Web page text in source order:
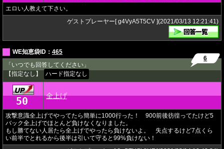
エロい人教えて下さい。
ゲストプレーヤー[ g4VyA5T5CV ](2021/03/13 12:21:41)
WE知恵袋ID： 465
「いつでも回答してください」
【指定なし】
ハード指定なし
6
★ 50 全上げ
攻撃意識全上げでやってたら簡単に1000行った！ 900前後彷徨ってたけど5
バック全上げでほとんど負けなくなりました。
もし勝てない人居たら全上げでやったら負けないよ。 失点するけど7点くら
い前半でとれるから後半は引いて守ると99%負けない！